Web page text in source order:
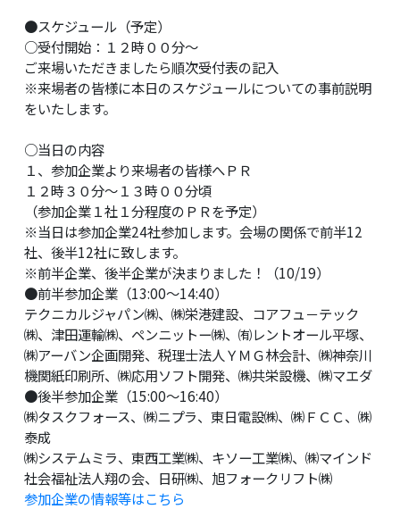
●スケジュール（予定）
○受付開始：１２時００分〜
ご来場いただきましたら順次受付表の記入
※来場者の皆様に本日のスケジュールについての事前説明
をいたします。
○当日の内容
１、参加企業より来場者の皆様へＰＲ
１２時３０分〜１３時００分頃
（参加企業１社１分程度のＰＲを予定）
※当日は参加企業24社参加します。会場の関係で前半12
社、後半12社に致します。
※前半企業、後半企業が決まりました！（10/19）
●前半参加企業（13:00～14:40）
テクニカルジャパン㈱、㈱栄港建設、コアフュ－テック
㈱、津田運輸㈱、ペンニットー㈱、㈲レントオール平塚、
㈱アーバン企画開発、税理士法人ＹＭＧ林会計、㈱神奈川
機関紙印刷所、㈱応用ソフト開発、㈱共栄設機、㈱マエダ
●後半参加企業（15:00～16:40）
㈱タスクフォース、㈱ニプラ、東日電設㈱、㈱ＦＣＣ、㈱
泰成
㈱システムミラ、東西工業㈱、キソー工業㈱、㈱マインド
社会福祉法人翔の会、日研㈱、旭フォークリフト㈱
参加企業の情報等はこちら